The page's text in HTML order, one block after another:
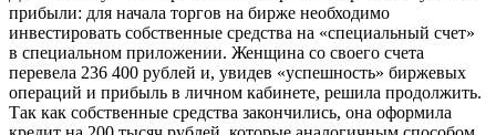
прибыли: для начала торгов на бирже необходимо
инвестировать собственные средства на «специальный счет»
в специальном приложении. Женщина со своего счета
перевела 236 400 рублей и, увидев «успешность» биржевых
операций и прибыль в личном кабинете, решила продолжить.
Так как собственные средства закончились, она оформила